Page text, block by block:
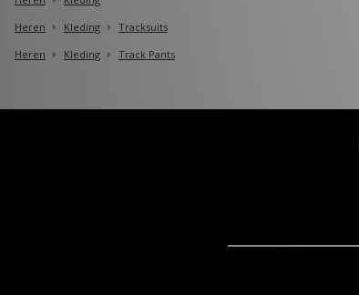
Heren
Kleding
Tracksuits
Heren
Kleding Track Pants